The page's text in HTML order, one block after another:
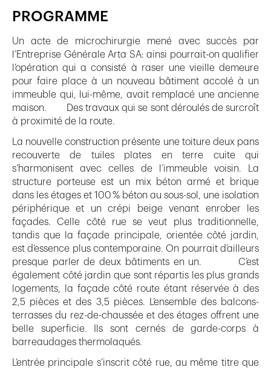
PROGRAMME
Un acte de microchirurgie mené avec succès par
l’Entreprise Générale Arta SA: ainsi pourrait-on qualifier
l’opération qui a consisté à raser une vieille demeure
pour faire place à un nouveau bâtiment accolé à un
immeuble qui, lui-même, avait remplacé une ancienne
maison. Des travaux qui se sont déroulés de surcroît
à proximité de la route.
La nouvelle construction présente une toiture deux pans
recouverte de tuiles plates en terre cuite qui
s’harmonisent avec celles de l’immeuble voisin. La
structure porteuse est un mix béton armé et brique
dans les étages et 100 % béton au sous-sol, une isolation
périphérique et un crépi beige venant enrober les
façades. Celle côté rue se veut plus traditionnelle,
tandis que la façade principale, orientée côté jardin,
est d’essence plus contemporaine. On pourrait d’ailleurs
presque parler de deux bâtiments en un. C’est
également côté jardin que sont répartis les plus grands
logements, la façade côté route étant réservée à des
2,5 pièces et des 3,5 pièces. L’ensemble des balcons-
terrasses du rez-de-chaussée et des étages offrent une
belle superficie. Ils sont cernés de garde-corps à
barreaudages thermolaqués.
L’entrée principale s’inscrit côté rue, au même titre que